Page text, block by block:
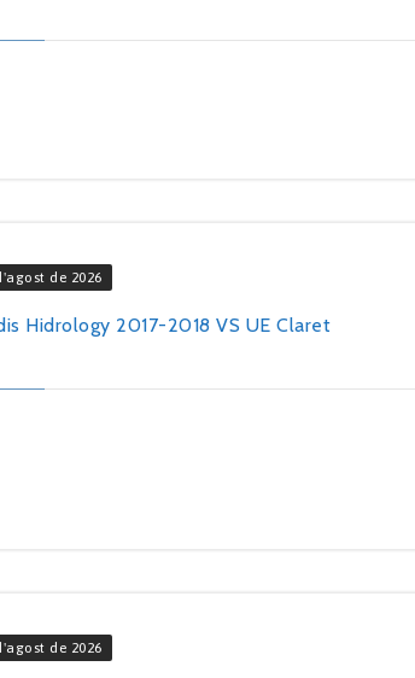
de 2026
Hidrology 2017-2018 VS UE Claret
de 2026